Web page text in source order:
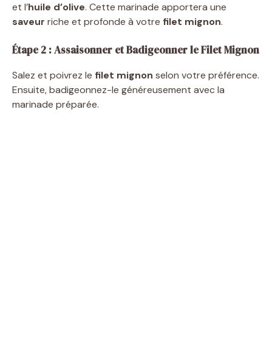
et l’huile d’olive. Cette marinade apportera une
saveur riche et profonde à votre filet mignon.
Étape 2 : Assaisonner et Badigeonner le Filet Mignon
Salez et poivrez le filet mignon selon votre préférence.
Ensuite, badigeonnez-le généreusement avec la
marinade préparée.